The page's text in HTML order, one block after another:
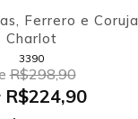
Ferrero e Coruja
Charlot
3390
R$298,90
R$224,90